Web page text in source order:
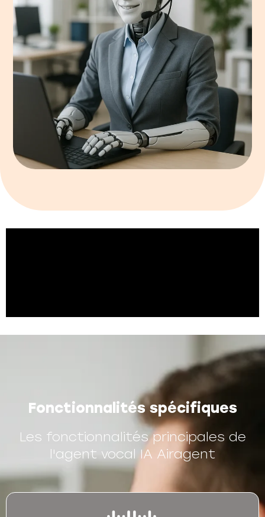
Fonctionnalités spécifiques
Les fonctionnalités principales de
l'agent vocal IA Airagent